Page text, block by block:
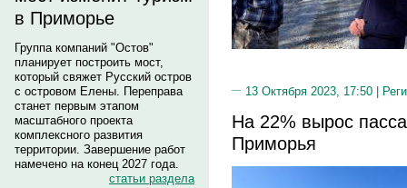
в Приморье
Группа компаний "Остов"
планирует построить мост,
который свяжет Русский остров
с островом Елены. Переправа
станет первым этапом
масштабного проекта
комплексного развития
территории. Завершение работ
намечено на конец 2027 года.
статьи раздела
13 Октября 2023, 17:50 |
На 22% вырос
Приморья